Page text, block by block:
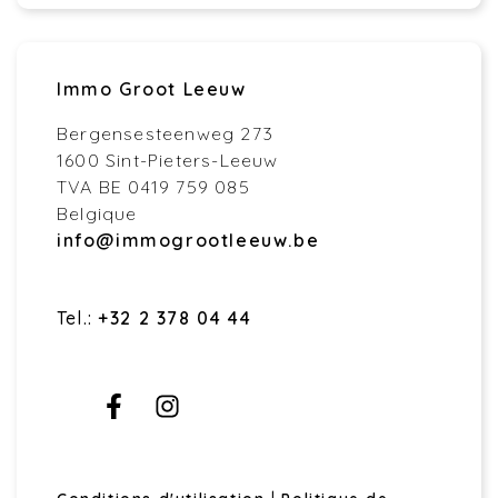
Immo Groot Leeuw
Bergensesteenweg 273
1600 Sint-Pieters-Leeuw
TVA BE 0419 759 085
Belgique
info@immogrootleeuw.be
Tel.: +32 2 378 04 44